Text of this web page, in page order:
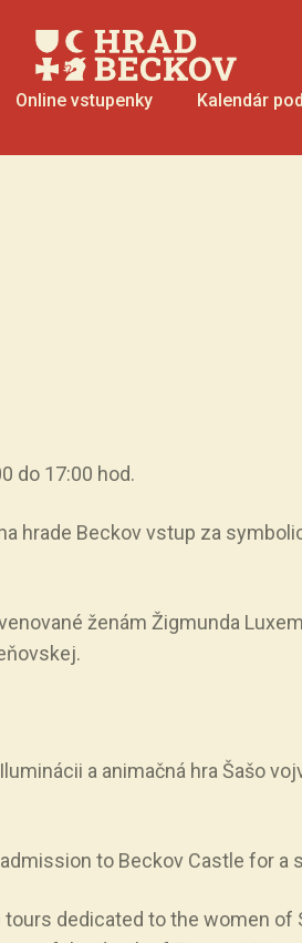
Online vstupenky Kalendár
do 17:00 hod.
hrade Beckov vstup za
ženám Žigmunda
a animačná hra Šašo
to Beckov Castle for a
dedicated to the women